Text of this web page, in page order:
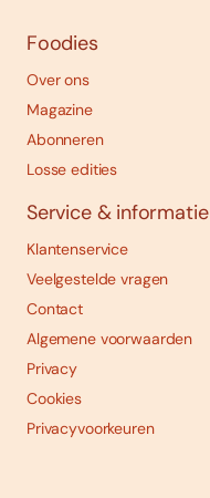
Foodies
Over ons
Magazine
Abonneren
Losse edities
Service & informatie
Klantenservice
Veelgestelde vragen
Contact
Algemene voorwaarden
Privacy
Cookies
Privacyvoorkeuren